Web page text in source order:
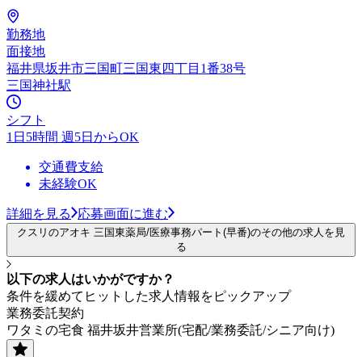
勤務地
面接地
福井県坂井市三国町三国東四丁目1番38号
三国神社駅
シフト
1日5時間 週5日からOK
交通費支給
未経験OK
詳細を見る 応募画面に進む
クスリのアオキ 三国東薬局/医療事務パート(早番)のその他の求人を見
る
以下の求人はいかがですか？
条件を緩めてヒットした求人情報をピックアップ
業務委託契約
ワタミの宅食 福井坂井営業所(宅配/業務委託/シニア向け)